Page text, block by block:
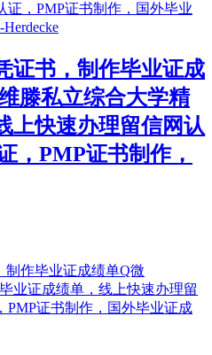
证书，制作毕业证成
滕私立综合大学精
上快速办理留信网认
，PMP证书制作，